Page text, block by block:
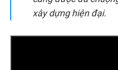
xây dựng hiện đại.